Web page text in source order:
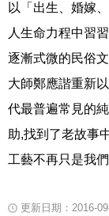
以「出生、婚嫁
人生命力程中習
逐漸式微的民俗
大師鄭應諧重新
代最普遍常見的
助,找到了老故事
工藝不再只是我們
更新日期：2016-